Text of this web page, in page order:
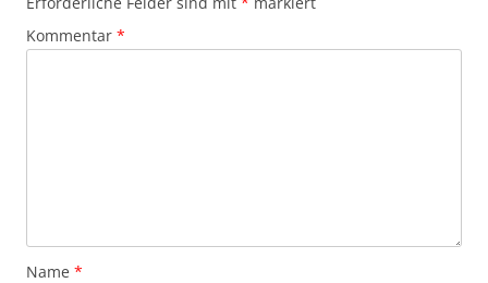
Kommentar *
Name *